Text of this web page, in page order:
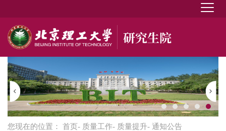
您现在的位置： 首页- 质量工作- 质量提升- 通知公告